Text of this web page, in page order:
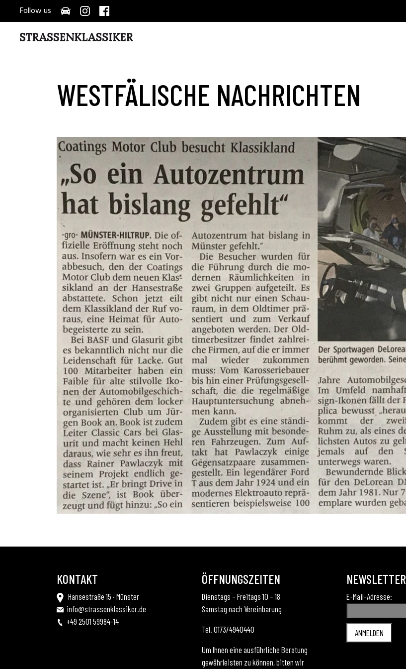
Follow us
WESTFÄLISCHE NACHRICHTEN
KONTAKT
Hansestraße 15 · Münster
info@strassenklassiker.de
+49 2501 59984-14
ÖFFNUNGSZEITEN
Dienstags – Freitags 10 – 18
Samstag nach Vereinbarung
Tel. 0173/4940440
Um Ihnen eine ausführliche Beratung
gewährleisten zu können, bitten wir
NEWSLETTER
E-Mail-Adresse: